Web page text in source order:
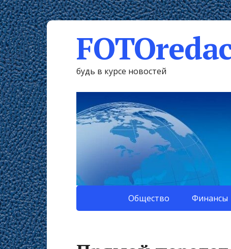
будь в курсе новостей
Общество Финансы